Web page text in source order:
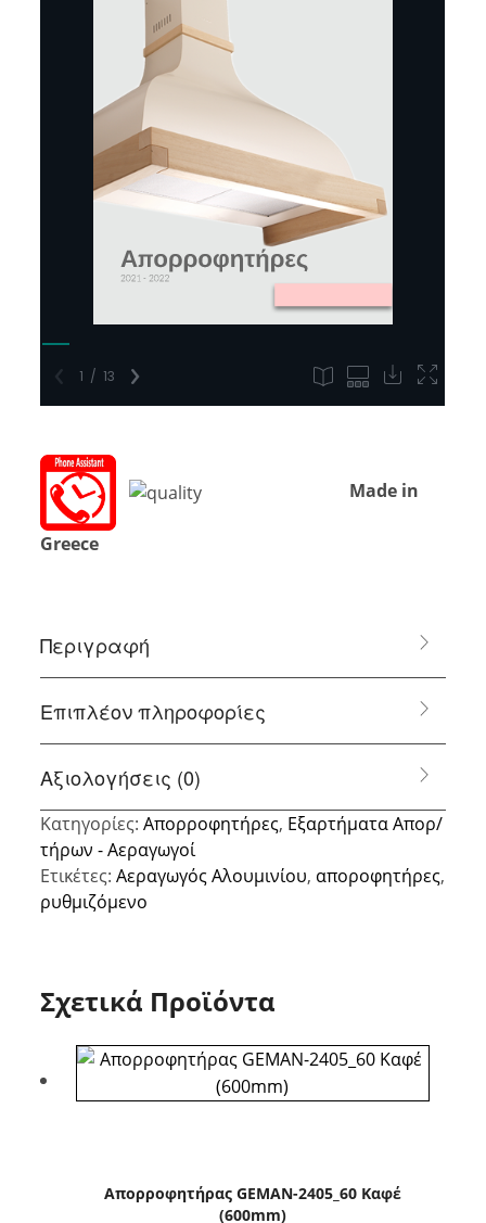
Made in
Greece
Περιγραφή
Επιπλέον πληροφορίες
Αξιολογήσεις (0)
Κατηγορίες:Απορροφητήρες, Εξαρτήματα Απορ/
τήρων - Αεραγωγοί
Ετικέτες:Αεραγωγός Αλουμινίου, αποροφητήρες,
ρυθμιζόμενο
Σχετικά Προϊόντα
Απορροφητήρας GEMAN-2405_60 Καφέ
(600mm)